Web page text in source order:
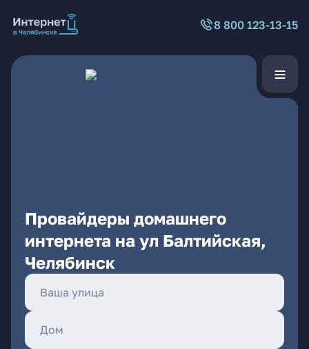
8 800 123-13-15
Провайдеры домашнего
интернета на ул Балтийская,
Челябинск